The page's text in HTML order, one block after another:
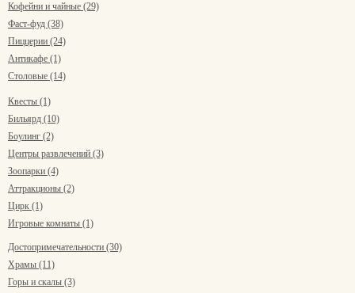
Кофейни и чайные (29)
Фаст-фуд (38)
Пиццерии (24)
Антикафе (1)
Столовые (14)
Квесты (1)
Бильярд (10)
Боулинг (2)
Центры развлечений (3)
Зоопарки (4)
Аттракционы (2)
Цирк (1)
Игровые комнаты (1)
Достопримечательности (30)
Храмы (11)
Горы и скалы (3)